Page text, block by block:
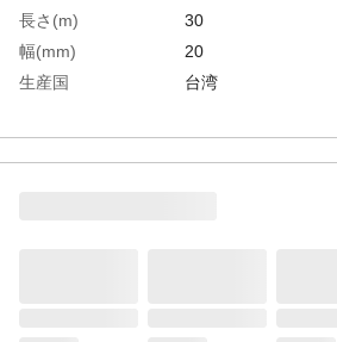
長さ(m)
30
幅(mm)
20
生産国
台湾
材質1
発泡ラバー（NBR）